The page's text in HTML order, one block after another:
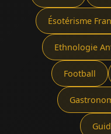
Ésotérisme
Ethnologie
Football